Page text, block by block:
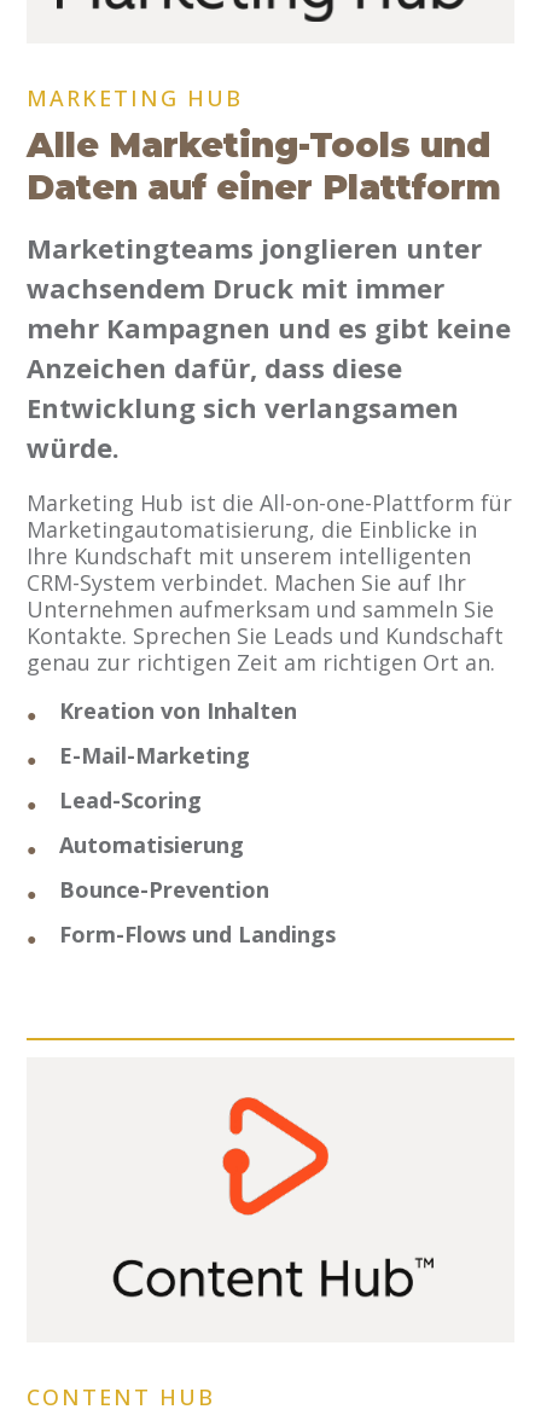
MARKETING HUB
Alle Marketing-Tools und
Daten auf einer Plattform
Marketingteams jonglieren unter
wachsendem Druck mit immer
mehr Kampagnen und es gibt keine
Anzeichen dafür, dass diese
Entwicklung sich verlangsamen
würde.
Marketing Hub ist die All-on-one-Plattform für
Marketingautomatisierung, die Einblicke in
Ihre Kundschaft mit unserem intelligenten
CRM-System verbindet. Machen Sie auf Ihr
Unternehmen aufmerksam und sammeln Sie
Kontakte. Sprechen Sie Leads und Kundschaft
genau zur richtigen Zeit am richtigen Ort an.
Kreation von Inhalten
E-Mail-Marketing
Lead-Scoring
Automatisierung
Bounce-Prevention
Form-Flows und Landings
CONTENT HUB